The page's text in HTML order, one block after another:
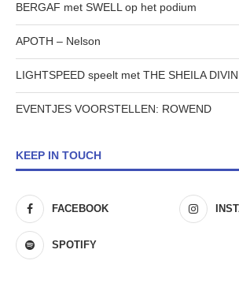
BERGAF met SWELL op het podium
APOTH – Nelson
LIGHTSPEED speelt met THE SHEILA
EVENTJES VOORSTELLEN: ROWEND
KEEP IN TOUCH
FACEBOOK
SPOTIFY